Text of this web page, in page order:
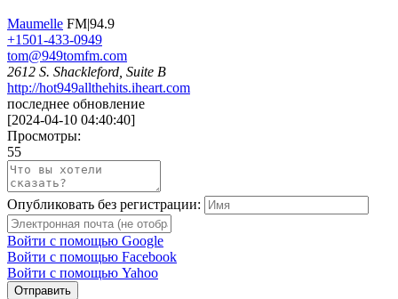
Maumelle FM|94.9
+1501-433-0949
tom@949tomfm.com
2612 S. Shackleford, Suite B
http://hot949allthehits.iheart.com
последнее обновление
[2024-04-10 04:40:40]
Просмотры:
55
Опубликовать без регистрации:
Войти с помощью Google
Войти с помощью Facebook
Войти с помощью Yahoo
Отправить